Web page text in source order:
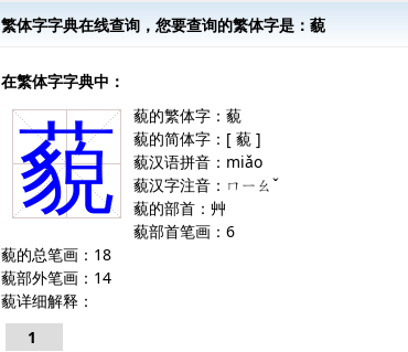
繁体字字典在线查询，您要查询的繁体字是：藐
在繁体字字典中：
藐
藐的繁体字：藐
藐的简体字：[ 藐 ]
藐汉语拼音：miǎo
藐汉字注音：ㄇㄧㄠˇ
藐的部首：艸
藐部首笔画：6
藐的总笔画：18
藐部外笔画：14
藐详细解释：
1